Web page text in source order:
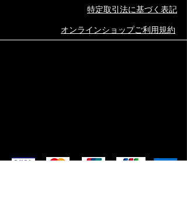
​特定取引法に基づく表記
オンラインショップご利用規約